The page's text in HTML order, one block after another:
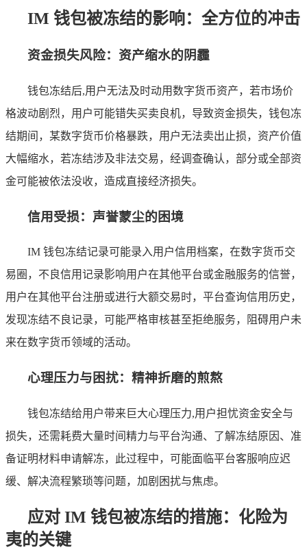
IM 钱包被冻结的影响：全方位的冲击
资金损失风险：资产缩水的阴霾
钱包冻结后,用户无法及时动用数字货币资产，若市场价
格波动剧烈，用户可能错失买卖良机，导致资金损失，钱包冻
结期间，某数字货币价格暴跌，用户无法卖出止损，资产价值
大幅缩水，若冻结涉及非法交易，经调查确认，部分或全部资
金可能被依法没收，造成直接经济损失。
信用受损：声誉蒙尘的困境
IM 钱包冻结记录可能录入用户信用档案，在数字货币交
易圈，不良信用记录影响用户在其他平台或金融服务的信誉，
用户在其他平台注册或进行大额交易时，平台查询信用历史，
发现冻结不良记录，可能严格审核甚至拒绝服务，阻碍用户未
来在数字货币领域的活动。
心理压力与困扰：精神折磨的煎熬
钱包冻结给用户带来巨大心理压力,用户担忧资金安全与
损失，还需耗费大量时间精力与平台沟通、了解冻结原因、准
备证明材料申请解冻，此过程中，可能面临平台客服响应迟
缓、解决流程繁琐等问题，加剧困扰与焦虑。
应对 IM 钱包被冻结的措施：化险为
夷的关键